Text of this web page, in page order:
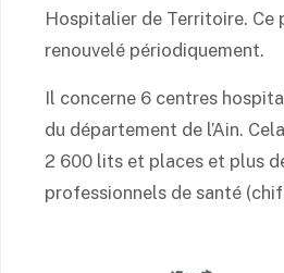
Hospitalier de Territoire. Ce
renouvelé périodiquement.
Il concerne 6 centres
du département de l’Ain.
2 600 lits et places et plus
professionnels de santé